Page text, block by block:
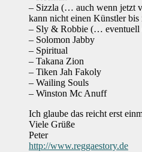
– Sizzla (… auch wenn jetzt
kann nicht einen Künstler
– Sly & Robbie (… eventuell
– Solomon Jabby
– Spiritual
– Takana Zion
– Tiken Jah Fakoly
– Wailing Souls
– Winston Mc Anuff
Ich glaube das reicht erst
Viele Grüße
Peter
http://www.reggaestory.de